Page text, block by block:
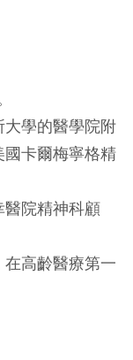
學的醫學院附
卡爾梅寧格精
院精神科顧
高齡醫療第一